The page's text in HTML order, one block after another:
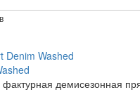
фактурная демисезонная